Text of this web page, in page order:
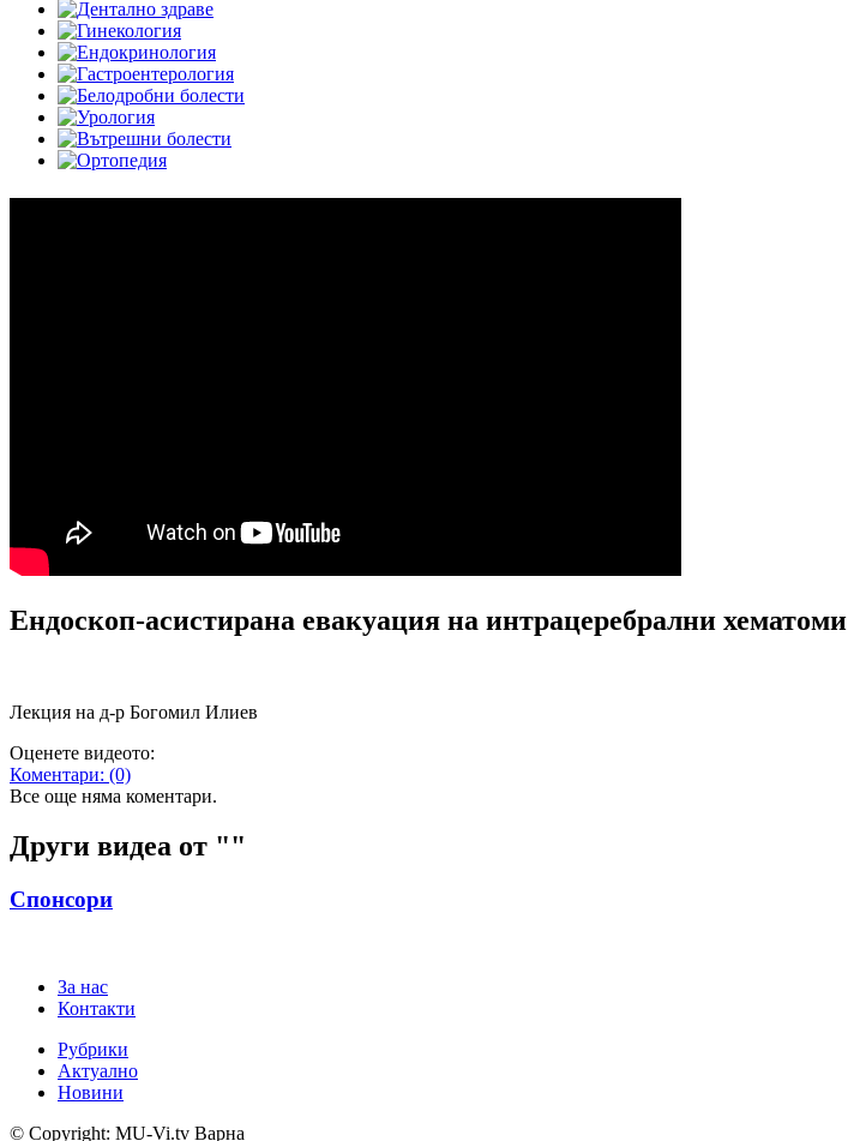
Ендоскоп-асис​тирана евакуация на интрацеребрални хематоми​
Лекция на д-р Богомил Илиев
Оценете видеото:
Коментари: (0)
Все още няма коментари.
Други видеа от ""
Спонсори
За нас
Контакти
Рубрики
Актуално
Новини
© Copyright: MU-Vi.tv Варна